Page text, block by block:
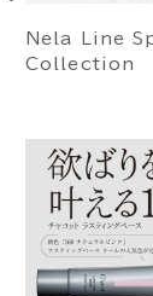
Nela Line
Collection